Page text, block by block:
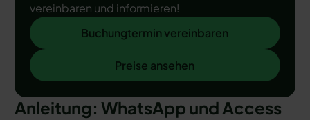
vereinbaren und informieren!
Buchungtermin vereinbaren
Buchungtermin vereinbaren
Preise ansehen
Preise ansehen
Anleitung: WhatsApp und Access